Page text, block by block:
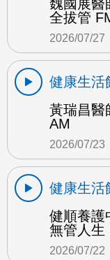
魏國展醫
全拔管
2026/07/27
健康生活
黃瑞昌醫
AM
2026/07/23
健康生活
健順養護
無管人生
2026/07/22